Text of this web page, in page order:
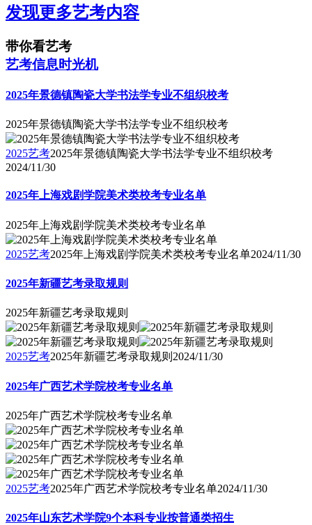
发现更多艺考内容
带你看艺考
艺考信息时光机
2025年景德镇陶瓷大学书法学专业不组织校考
2025年景德镇陶瓷大学书法学专业不组织校考
2025艺考2025年景德镇陶瓷大学书法学专业不组织校考
2024/11/30
2025年上海戏剧学院美术类校考专业名单
2025年上海戏剧学院美术类校考专业名单
2025艺考2025年上海戏剧学院美术类校考专业名单2024/11/30
2025年新疆艺考录取规则
2025年新疆艺考录取规则
2025艺考2025年新疆艺考录取规则 2024/11/30
2025年广西艺术学院校考专业名单
2025年广西艺术学院校考专业名单
2025艺考2025年广西艺术学院校考专业名单2024/11/30
2025年山东艺术学院9个本科专业按普通类招生